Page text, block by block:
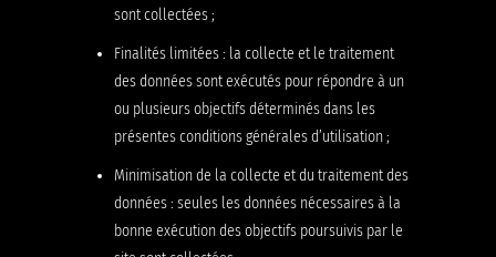
sont collectées ;
Finalités limitées : la collecte et le traitement
des données sont exécutés pour répondre à un
ou plusieurs objectifs déterminés dans les
présentes conditions générales d’utilisation ;
Minimisation de la collecte et du traitement des
données : seules les données nécessaires à la
bonne exécution des objectifs poursuivis par le